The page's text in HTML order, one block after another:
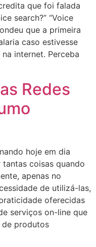
que foi falada
search?” “Voice
que a primeira
caso estivesse
internet. Perceba
Redes
hoje em dia
coisas quando
apenas no
de utilizá-las,
oferecidas
serviços on-line que
produtos